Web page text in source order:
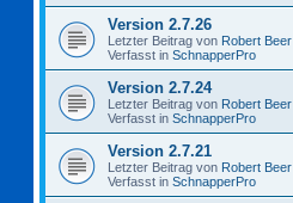
Version 2.7.26
Letzter Beitrag von Robert Beer
Verfasst in SchnapperPro
Version 2.7.24
Letzter Beitrag von Robert Beer
Verfasst in SchnapperPro
Version 2.7.21
Letzter Beitrag von Robert Beer
Verfasst in SchnapperPro